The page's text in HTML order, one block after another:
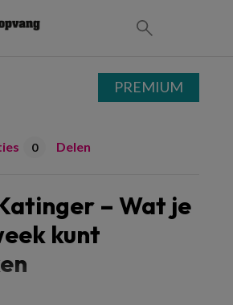
0 Delen
– Wat je
kunt
PREMIUM